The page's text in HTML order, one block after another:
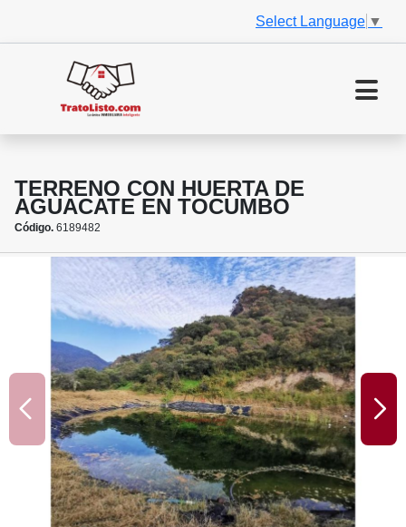
Select Language ▼
TERRENO CON HUERTA DE
AGUACATE EN TOCUMBO
Código. 6189482